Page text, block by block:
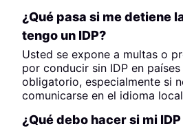
¿Qué pasa si me detiene
tengo un IDP?
Usted se expone a multas o
por conducir sin IDP en
obligatorio, especialmente si
comunicarse en el idioma
¿Qué debo hacer si mi